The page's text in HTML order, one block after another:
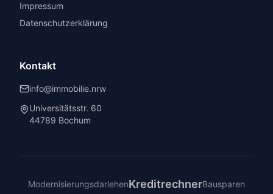
Impressum
Datenschutzerklärung
Kontakt
info@immobilie.nrw
Universitätsstr. 60
44789 Bochum
ModernisierungsdarlehenKreditrechnerBausparen